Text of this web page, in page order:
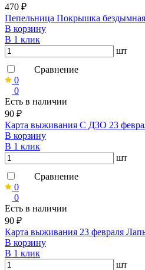
470 ₽
Пепельница Покрышка
В корзину
В 1 клик
шт
Сравнение
0
0
Есть в наличии
90 ₽
Карта выживания С ДЗО 23
В корзину
В 1 клик
шт
Сравнение
0
0
Есть в наличии
90 ₽
Карта выживания 23 февраля
В корзину
В 1 клик
шт